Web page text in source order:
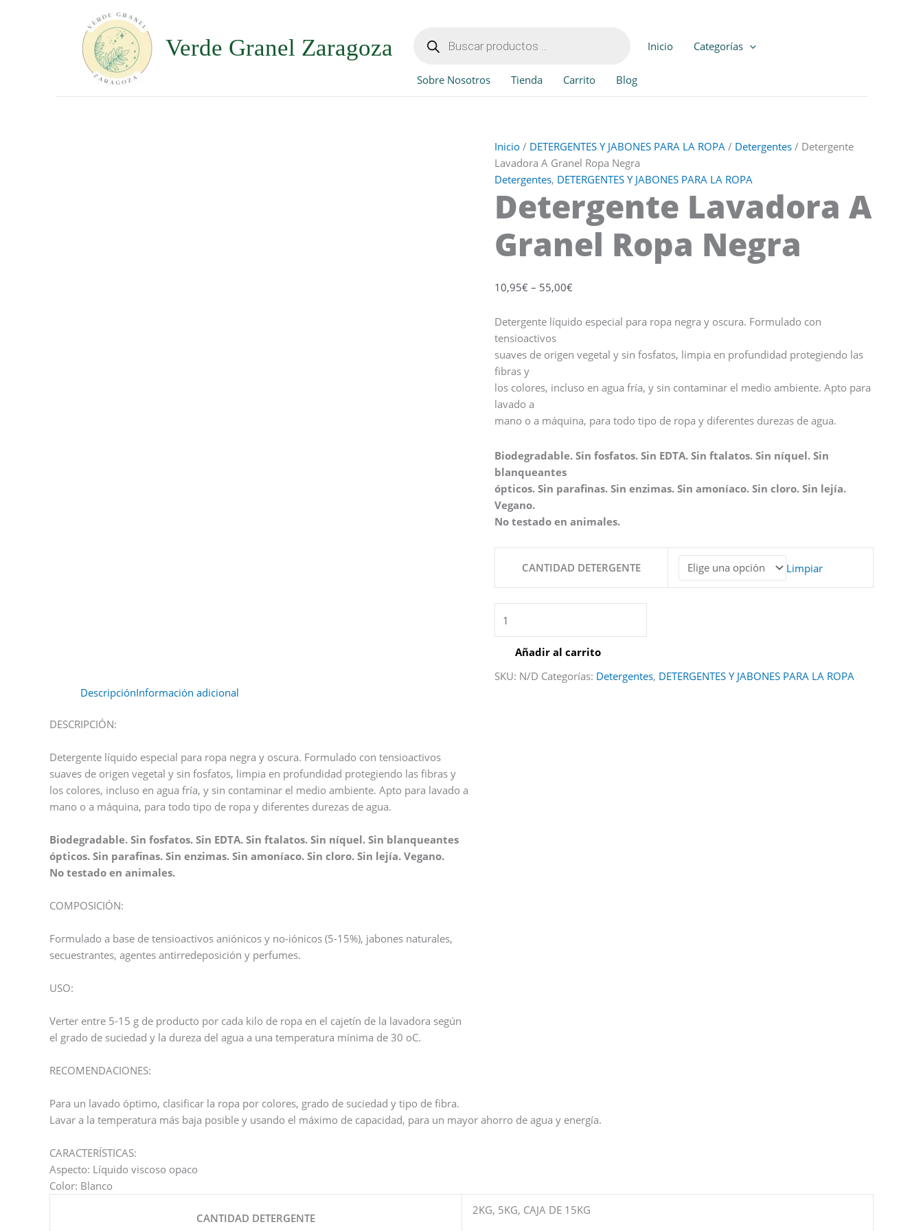
Verde Granel Zaragoza productos Inicio Categorías
Sobre Nosotros Tienda Carrito Blog
Inicio / DETERGENTES Y JABONES PARA LA ROPA / Detergentes / Detergente
Lavadora A Granel Ropa Negra
Detergentes, DETERGENTES Y JABONES PARA LA ROPA
Detergente Lavadora A
Granel Ropa Negra
10,95€ – 55,00€
Detergente líquido especial para ropa negra y oscura. Formulado con
tensioactivos
suaves de origen vegetal y sin fosfatos, limpia en profundidad protegiendo las
fibras y
los colores, incluso en agua fría, y sin contaminar el medio ambiente. Apto para
lavado a
mano o a máquina, para todo tipo de ropa y diferentes durezas de agua.
Biodegradable. Sin fosfatos. Sin EDTA. Sin ftalatos. Sin níquel. Sin
blanqueantes
ópticos. Sin parafinas. Sin enzimas. Sin amoníaco. Sin cloro. Sin lejía.
Vegano.
No testado en animales.
CANTIDAD DETERGENTE Limpiar
A
Ropa
Añadir al carrito
SKU: N/D Categorías: Detergentes, DETERGENTES Y JABONES PARA LA ROPA
DescripciónInformación adicional
DESCRIPCIÓN:
Detergente líquido especial para ropa negra y oscura. Formulado con tensioactivos
suaves de origen vegetal y sin fosfatos, limpia en profundidad protegiendo las fibras y
los colores, incluso en agua fría, y sin contaminar el medio ambiente. Apto para lavado a
mano o a máquina, para todo tipo de ropa y diferentes durezas de agua.
Biodegradable. Sin fosfatos. Sin EDTA. Sin ftalatos. Sin níquel. Sin blanqueantes
ópticos. Sin parafinas. Sin enzimas. Sin amoníaco. Sin cloro. Sin lejía. Vegano.
No testado en animales.
COMPOSICIÓN:
Formulado a base de tensioactivos aniónicos y no-iónicos (5-15%), jabones naturales,
secuestrantes, agentes antirredeposición y perfumes.
USO:
Verter entre 5-15 g de producto por cada kilo de ropa en el cajetín de la lavadora según
el grado de suciedad y la dureza del agua a una temperatura mínima de 30 oC.
RECOMENDACIONES:
Para un lavado óptimo, clasificar la ropa por colores, grado de suciedad y tipo de fibra.
Lavar a la temperatura más baja posible y usando el máximo de capacidad, para un mayor ahorro de agua y energía.
CARACTERÍSTICAS:
Aspecto: Líquido viscoso opaco
Color: Blanco
CANTIDAD DETERGENTE
2KG, 5KG, CAJA DE 15KG